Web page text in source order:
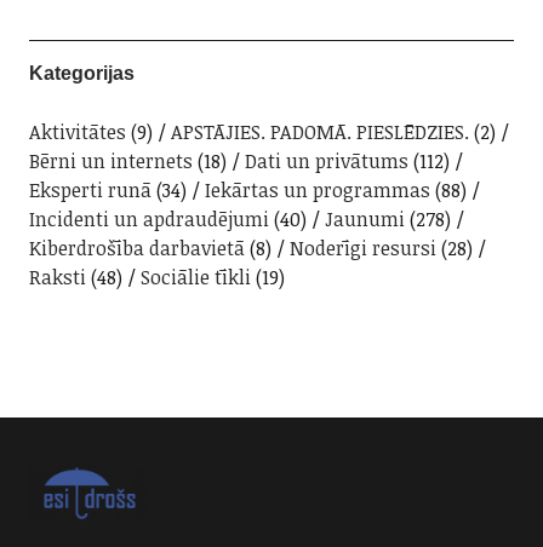
Kategorijas
Aktivitātes (9) APSTĀJIES. PADOMĀ. PIESLĒDZIES. (2)
Bērni un internets (18) Dati un privātums (112)
Eksperti runā(34) Iekārtas un programmas (88)
Incidenti un apdraudējumi(40) Jaunumi(278)
Kiberdrošība darbavietā(8) Noderīgi resursi(28)
Raksti(48) Sociālie tīkli(19)